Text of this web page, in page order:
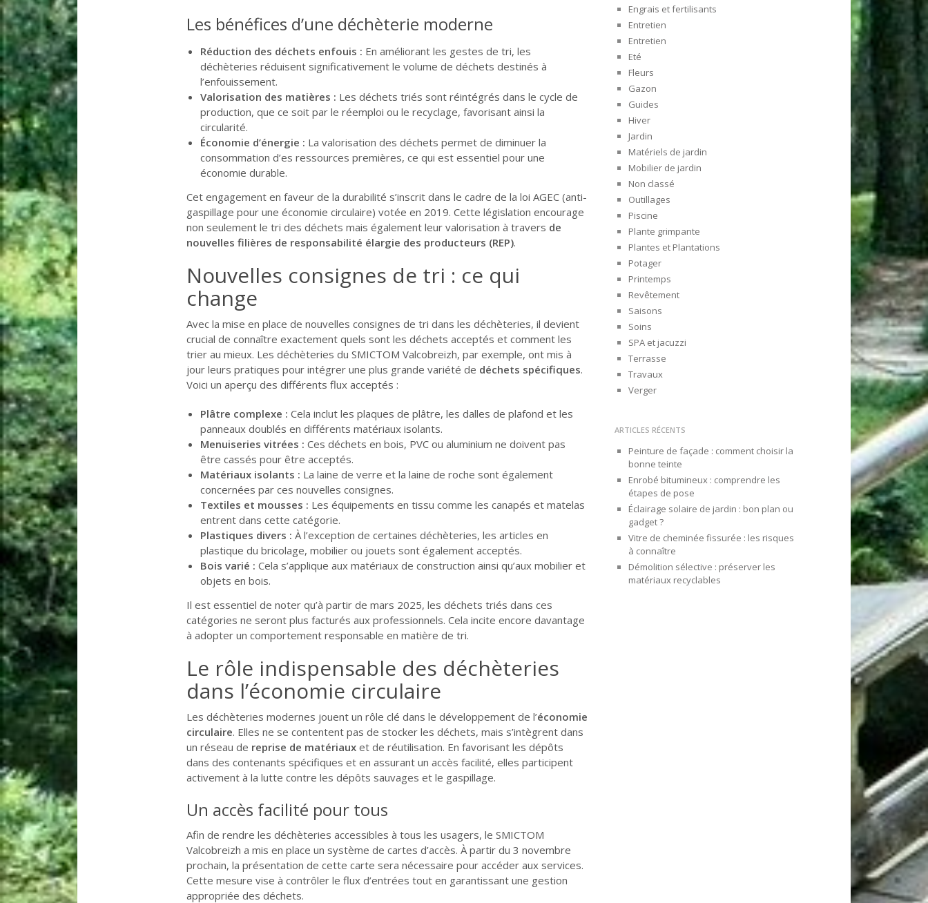
Les bénéfices d’une déchèterie moderne
Réduction des déchets enfouis : En améliorant les gestes de tri, les
déchèteries réduisent significativement le volume de déchets destinés à
l’enfouissement.
Valorisation des matières : Les déchets triés sont réintégrés dans le cycle de
production, que ce soit par le réemploi ou le recyclage, favorisant ainsi la
circularité.
Économie d’énergie : La valorisation des déchets permet de diminuer la
consommation d’es ressources premières, ce qui est essentiel pour une
économie durable.
Cet engagement en faveur de la durabilité s’inscrit dans le cadre de la loi AGEC (anti-
gaspillage pour une économie circulaire) votée en 2019. Cette législation encourage
non seulement le tri des déchets mais également leur valorisation à travers de
nouvelles filières de responsabilité élargie des producteurs (REP).
Nouvelles consignes de tri : ce qui
change
Avec la mise en place de nouvelles consignes de tri dans les déchèteries, il devient
crucial de connaître exactement quels sont les déchets acceptés et comment les
trier au mieux. Les déchèteries du SMICTOM Valcobreizh, par exemple, ont mis à
jour leurs pratiques pour intégrer une plus grande variété de déchets spécifiques.
Voici un aperçu des différents flux acceptés :
Plâtre complexe : Cela inclut les plaques de plâtre, les dalles de plafond et les
panneaux doublés en différents matériaux isolants.
Menuiseries vitrées : Ces déchets en bois, PVC ou aluminium ne doivent pas
être cassés pour être acceptés.
Matériaux isolants : La laine de verre et la laine de roche sont également
concernées par ces nouvelles consignes.
Textiles et mousses : Les équipements en tissu comme les canapés et matelas
entrent dans cette catégorie.
Plastiques divers : À l’exception de certaines déchèteries, les articles en
plastique du bricolage, mobilier ou jouets sont également acceptés.
Bois varié : Cela s’applique aux matériaux de construction ainsi qu’aux mobilier et
objets en bois.
Il est essentiel de noter qu’à partir de mars 2025, les déchets triés dans ces
catégories ne seront plus facturés aux professionnels. Cela incite encore davantage
à adopter un comportement responsable en matière de tri.
Le rôle indispensable des déchèteries
dans l’économie circulaire
Les déchèteries modernes jouent un rôle clé dans le développement de l’économie
circulaire. Elles ne se contentent pas de stocker les déchets, mais s’intègrent dans
un réseau de reprise de matériaux et de réutilisation. En favorisant les dépôts
dans des contenants spécifiques et en assurant un accès facilité, elles participent
activement à la lutte contre les dépôts sauvages et le gaspillage.
Un accès facilité pour tous
Afin de rendre les déchèteries accessibles à tous les usagers, le SMICTOM
Valcobreizh a mis en place un système de cartes d’accès. À partir du 3 novembre
prochain, la présentation de cette carte sera nécessaire pour accéder aux services.
Cette mesure vise à contrôler le flux d’entrées tout en garantissant une gestion
appropriée des déchets.
Engrais et fertilisants
Entretien
Entretien
Eté
Fleurs
Gazon
Guides
Hiver
Jardin
Matériels de jardin
Mobilier de jardin
Non classé
Outillages
Piscine
Plante grimpante
Plantes et Plantations
Potager
Printemps
Revêtement
Saisons
Soins
SPA et jacuzzi
Terrasse
Travaux
Verger
ARTICLES RÉCENTS
Peinture de façade : comment choisir la
bonne teinte
Enrobé bitumineux : comprendre les
étapes de pose
Éclairage solaire de jardin : bon plan ou
gadget ?
Vitre de cheminée fissurée : les risques
à connaître
Démolition sélective : préserver les
matériaux recyclables